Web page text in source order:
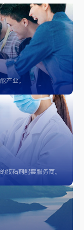
产业。
胶粘剂配套服务商。